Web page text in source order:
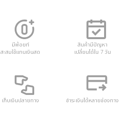
มีพ้อยท์
สะสมใช้แทนเงินสด
สินค้ามีปัญหา
เปลี่ยนได้ใน 7 วัน
เก็บเงินปลายทาง ชำระเงินได้หลายช่องทาง